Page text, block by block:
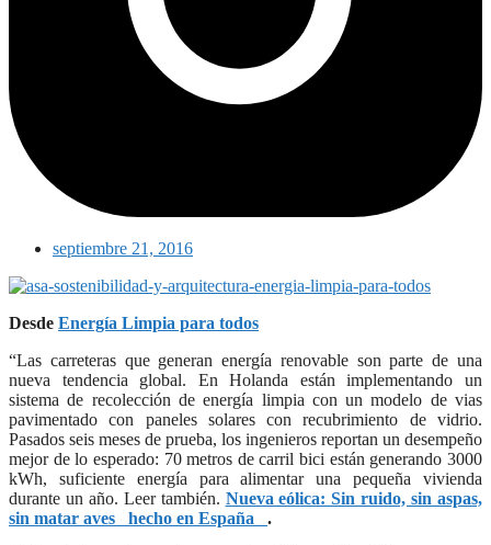
septiembre 21, 2016
Desde Energía Limpia para todos
“Las carreteras que generan energía renovable son parte de una
nueva tendencia global. En Holanda están implementando un
sistema de recolección de energía limpia con un modelo de vias
pavimentado con paneles solares con recubrimiento de vidrio.
Pasados seis meses de prueba, los ingenieros reportan un desempeño
mejor de lo esperado: 70 metros de carril bici están generando 3000
kWh, suficiente energía para alimentar una pequeña vivienda
durante un año. Leer también. Nueva eólica: Sin ruido, sin aspas,
sin matar aves hecho en España .